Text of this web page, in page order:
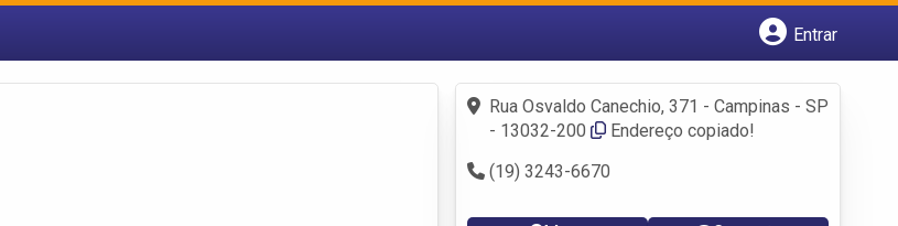
Entrar
Fazer login
Criar conta
Rua Osvaldo Canechio, 371 - Campinas - SP
- 13032-200
Endereço copiado!
(19) 3243-6670